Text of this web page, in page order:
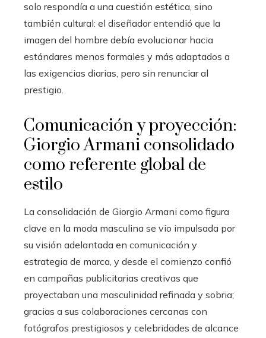
solo respondía a una cuestión estética, sino
también cultural: el diseñador entendió que la
imagen del hombre debía evolucionar hacia
estándares menos formales y más adaptados a
las exigencias diarias, pero sin renunciar al
prestigio.
Comunicación y proyección:
Giorgio Armani consolidado
como referente global de
estilo
La consolidación de Giorgio Armani como figura
clave en la moda masculina se vio impulsada por
su visión adelantada en comunicación y
estrategia de marca, y desde el comienzo confió
en campañas publicitarias creativas que
proyectaban una masculinidad refinada y sobria;
gracias a sus colaboraciones cercanas con
fotógrafos prestigiosos y celebridades de alcance